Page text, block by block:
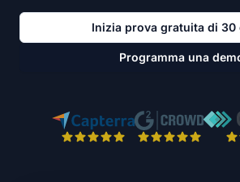
Inizia prova gratuita di 30
Programma una